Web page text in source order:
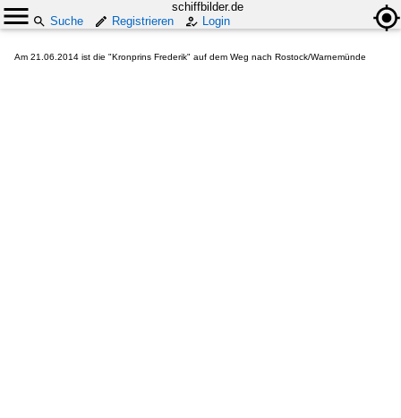
schiffbilder.de
Suche
Registrieren Login
Am 21.06.2014 ist die "Kronprins Frederik" auf dem Weg nach Rostock/Warnemünde